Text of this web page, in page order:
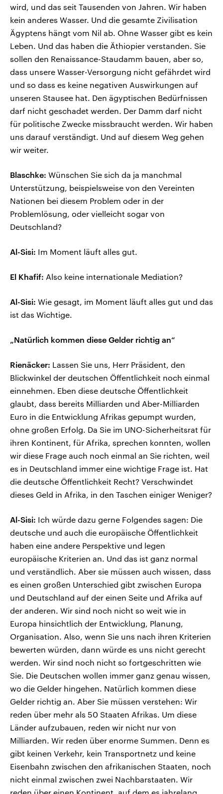
wird, und das seit Tausenden von Jahren. Wir haben
kein anderes Wasser. Und die gesamte Zivilisation
Ägyptens hängt vom Nil ab. Ohne Wasser gibt es kein
Leben. Und das haben die Äthiopier verstanden. Sie
sollen den Renaissance-Staudamm bauen, aber so,
dass unsere Wasser-Versorgung nicht gefährdet wird
und so dass es keine negativen Auswirkungen auf
unseren Stausee hat. Den ägyptischen Bedürfnissen
darf nicht geschadet werden. Der Damm darf nicht
für politische Zwecke missbraucht werden. Wir haben
uns darauf verständigt. Und auf diesem Weg gehen
wir weiter.
Blaschke: Wünschen Sie sich da ja manchmal
Unterstützung, beispielsweise von den Vereinten
Nationen bei diesem Problem oder in der
Problemlösung, oder vielleicht sogar von
Deutschland?
Al-Sisi: Im Moment läuft alles gut.
El Khafif: Also keine internationale Mediation?
Al-Sisi: Wie gesagt, im Moment läuft alles gut und das
ist das Wichtige.
„Natürlich kommen diese Gelder richtig an“
Rienäcker: Lassen Sie uns, Herr Präsident, den
Blickwinkel der deutschen Öffentlichkeit noch einmal
einnehmen. Eben diese deutsche Öffentlichkeit
glaubt, dass bereits Milliarden und Aber-Milliarden
Euro in die Entwicklung Afrikas gepumpt wurden,
ohne großen Erfolg. Da Sie im UNO-Sicherheitsrat für
ihren Kontinent, für Afrika, sprechen konnten, wollen
wir diese Frage auch noch einmal an Sie richten, weil
es in Deutschland immer eine wichtige Frage ist. Hat
die deutsche Öffentlichkeit Recht? Verschwindet
dieses Geld in Afrika, in den Taschen einiger Weniger?
Al-Sisi: Ich würde dazu gerne Folgendes sagen: Die
deutsche und auch die europäische Öffentlichkeit
haben eine andere Perspektive und legen
europäische Kriterien an. Und das ist ganz normal
und verständlich. Aber sie müssen auch wissen, dass
es einen großen Unterschied gibt zwischen Europa
und Deutschland auf der einen Seite und Afrika auf
der anderen. Wir sind noch nicht so weit wie in
Europa hinsichtlich der Entwicklung, Planung,
Organisation. Also, wenn Sie uns nach ihren Kriterien
bewerten würden, dann würde es uns nicht gerecht
werden. Wir sind noch nicht so fortgeschritten wie
Sie. Die Deutschen wollen immer ganz genau wissen,
wo die Gelder hingehen. Natürlich kommen diese
Gelder richtig an. Aber Sie müssen verstehen: Wir
reden über mehr als 50 Staaten Afrikas. Um diese
Länder aufzubauen, reden wir nicht nur von
Milliarden. Wir reden über enorme Summen. Denn es
gibt keinen Verkehr, kein Transportnetz und keine
Eisenbahn zwischen den afrikanischen Staaten, noch
nicht einmal zwischen zwei Nachbarstaaten. Wir